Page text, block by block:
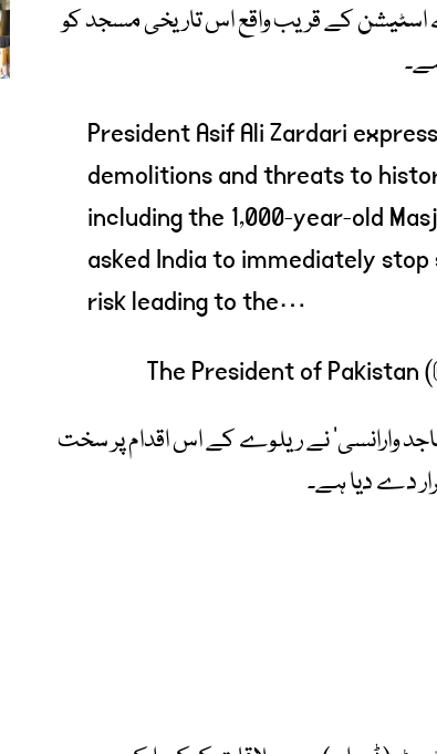
اسٹیشن کے قریب واقع اس تاریخی مسجد کو
President Asif Ali Zardari
demolitions and threats to
including the 1,000-year-old
asked India to immediately
risk leading to the…
وارانسی‘ نے ریلوے کے اس اقدام پر سخت
دے دیا ہے۔